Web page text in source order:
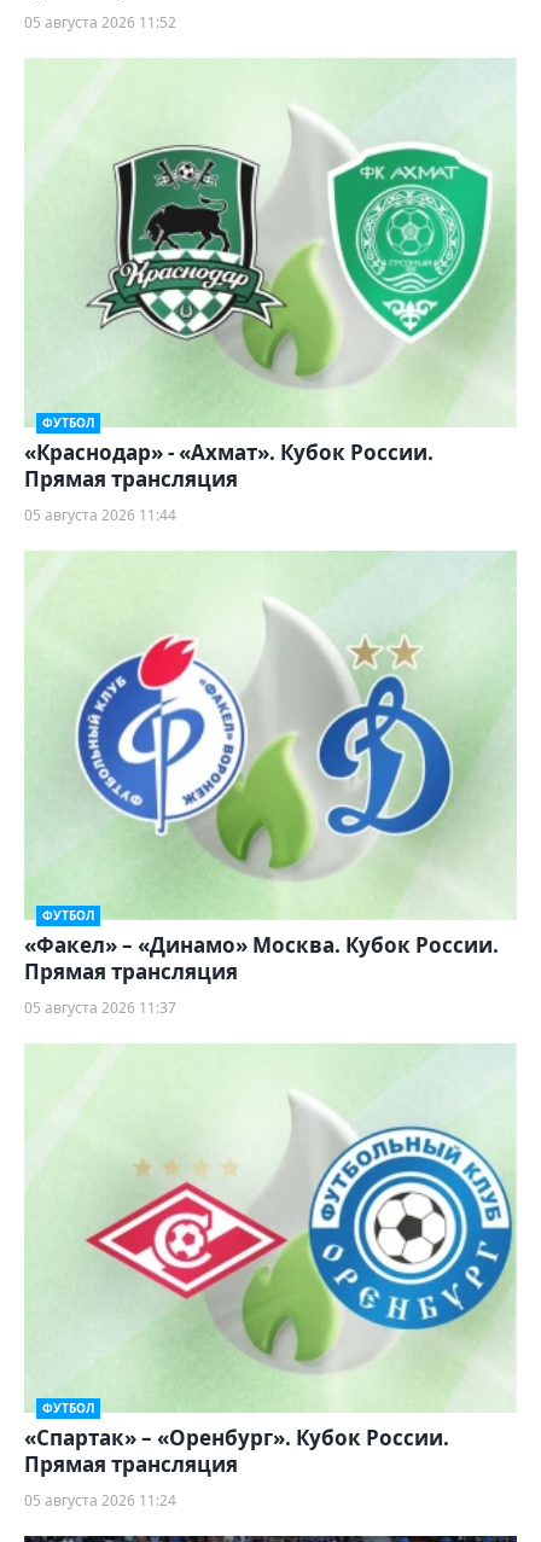
05 августа 2026 11:52
ФУТБОЛ
«Краснодар» - «Ахмат». Кубок России.
Прямая трансляция
05 августа 2026 11:44
ФУТБОЛ
«Факел» – «Динамо» Москва. Кубок России.
Прямая трансляция
05 августа 2026 11:37
ФУТБОЛ
«Спартак» – «Оренбург». Кубок России.
Прямая трансляция
05 августа 2026 11:24